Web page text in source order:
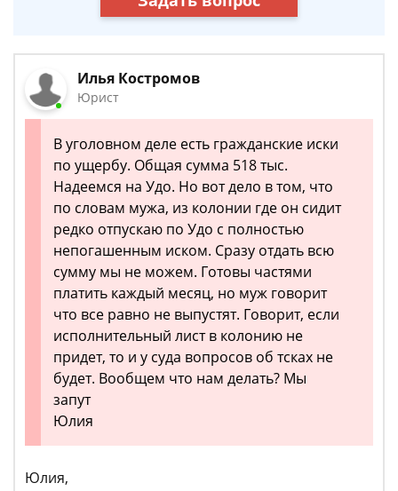
Илья Костромов
Юрист
В уголовном деле есть гражданские иски
по ущербу. Общая сумма 518 тыс.
Надеемся на Удо. Но вот дело в том, что
по словам мужа, из колонии где он сидит
редко отпускаю по Удо с полностью
непогашенным иском. Сразу отдать всю
сумму мы не можем. Готовы частями
платить каждый месяц, но муж говорит
что все равно не выпустят. Говорит, если
исполнительный лист в колонию не
придет, то и у суда вопросов об тсках не
будет. Вообщем что нам делать? Мы
запут
Юлия
Юлия,